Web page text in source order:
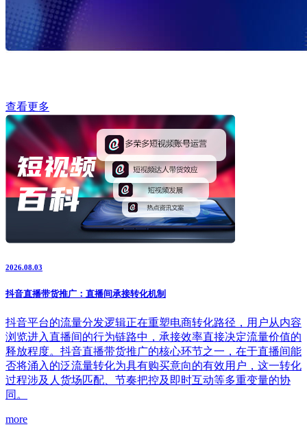
查看更多
2026.08.03
抖音直播带货推广：直播间承接转化机制
抖音平台的流量分发逻辑正在重塑电商转化路径，用户从内容
浏览进入直播间的行为链路中，承接效率直接决定流量价值的
释放程度。抖音直播带货推广的核心环节之一，在于直播间能
否将涌入的泛流量转化为具有购买意向的有效用户，这一转化
过程涉及人货场匹配、节奏把控及即时互动等多重变量的协
同。
more